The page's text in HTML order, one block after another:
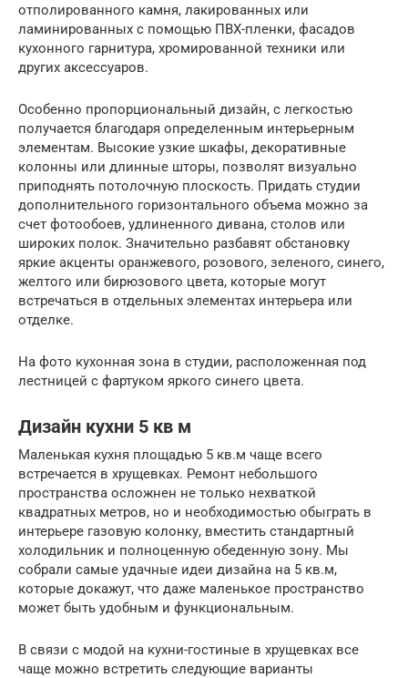
отполированного камня, лакированных или
ламинированных с помощью ПВХ-пленки, фасадов
кухонного гарнитура, хромированной техники или
других аксессуаров.
Особенно пропорциональный дизайн, с легкостью
получается благодаря определенным интерьерным
элементам. Высокие узкие шкафы, декоративные
колонны или длинные шторы, позволят визуально
приподнять потолочную плоскость. Придать студии
дополнительного горизонтального объема можно за
счет фотообоев, удлиненного дивана, столов или
широких полок. Значительно разбавят обстановку
яркие акценты оранжевого, розового, зеленого, синего,
желтого или бирюзового цвета, которые могут
встречаться в отдельных элементах интерьера или
отделке.
На фото кухонная зона в студии, расположенная под
лестницей с фартуком яркого синего цвета.
Дизайн кухни 5 кв м
Маленькая кухня площадью 5 кв.м чаще всего
встречается в хрущевках. Ремонт небольшого
пространства осложнен не только нехваткой
квадратных метров, но и необходимостью обыграть в
интерьере газовую колонку, вместить стандартный
холодильник и полноценную обеденную зону. Мы
собрали самые удачные идеи дизайна на 5 кв.м,
которые докажут, что даже маленькое пространство
может быть удобным и функциональным.
В связи с модой на кухни-гостиные в хрущевках все
чаще можно встретить следующие варианты